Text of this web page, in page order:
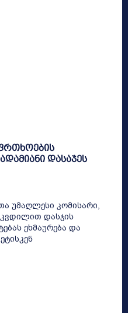
დასაჯეს
უმაღლესი კომისარი,
დასჯის
ეხმაურება და